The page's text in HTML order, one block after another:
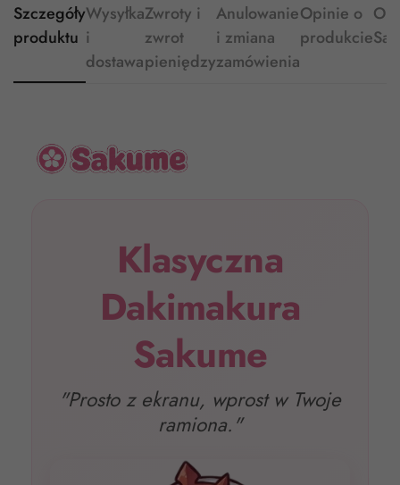
Szczegóły
produktu
Wysyłka
i
dostawa
Zwroty i
zwrot
pieniędzy
Anulowanie
i zmiana
zamówienia
Opinie o
produkcie
O
Klasyczna
Dakimakura
Sakume
"Prosto z ekranu, wprost w Twoje
ramiona."